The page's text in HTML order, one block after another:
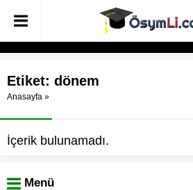
Etiket: dönem
Anasayfa »
İçerik bulunamadı.
Menü